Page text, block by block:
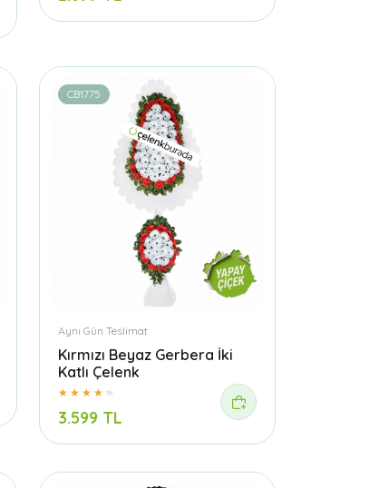
CB1775
Aynı Gün Teslimat
Kırmızı Beyaz Gerbera İki
Katlı Çelenk
3.599 TL